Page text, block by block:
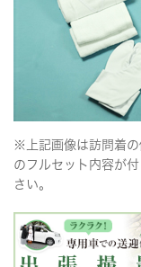
※上記画像は訪問着の
のフルセット内容が
さい。